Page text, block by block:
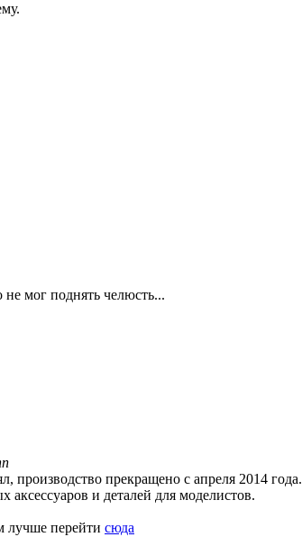
мог поднять челюсть...
производство прекращено с апреля 2014 года.
и деталей для моделистов.
лучше перейти сюда